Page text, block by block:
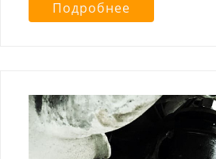
Подробнее